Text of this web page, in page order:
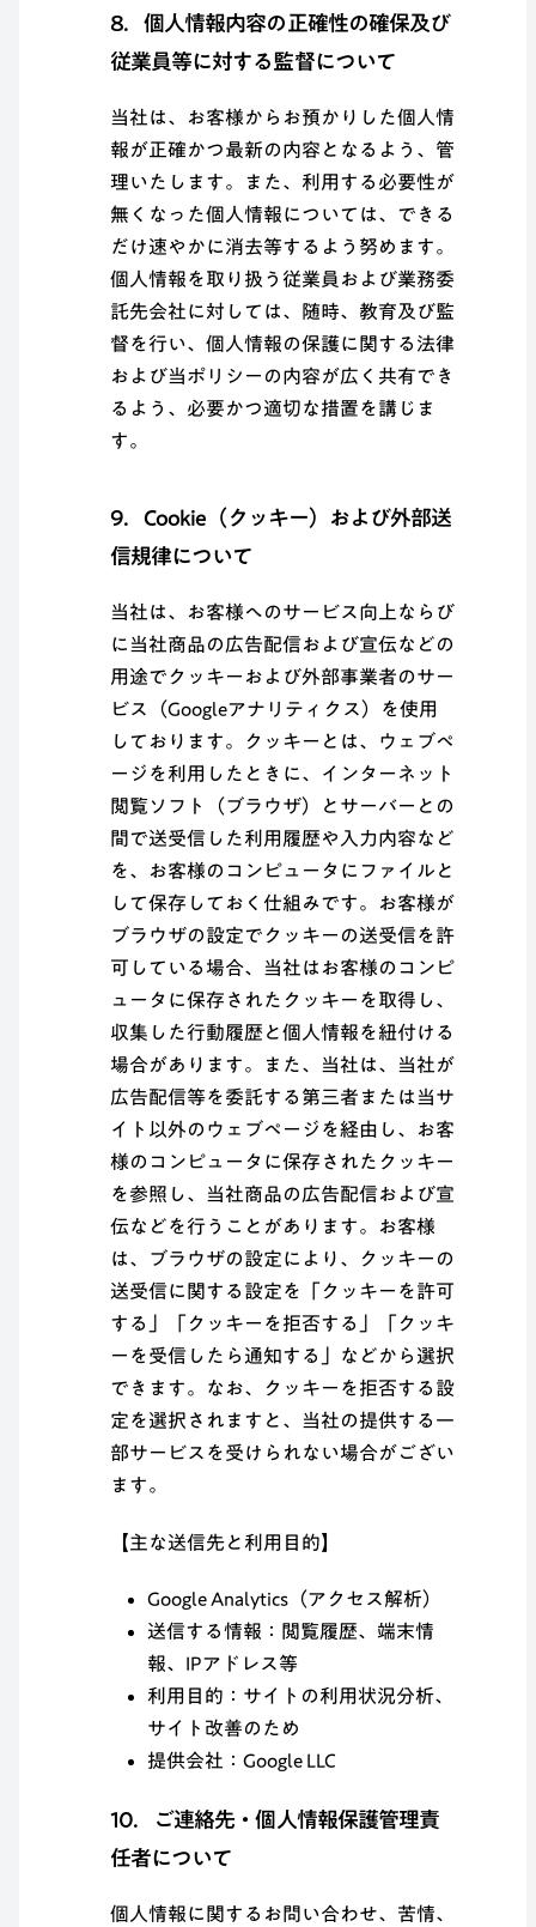
8．個人情報内容の正確性の確保及び
従業員等に対する監督について
当社は、お客様からお預かりした個人情
報が正確かつ最新の内容となるよう、管
理いたします。また、利用する必要性が
無くなった個人情報については、できる
だけ速やかに消去等するよう努めます。
個人情報を取り扱う従業員および業務委
託先会社に対しては、随時、教育及び監
督を行い、個人情報の保護に関する法律
および当ポリシーの内容が広く共有でき
るよう、必要かつ適切な措置を講じま
す。
9．Cookie（クッキー）および外部送
信規律について
当社は、お客様へのサービス向上ならび
に当社商品の広告配信および宣伝などの
用途でクッキーおよび外部事業者のサー
ビス（Googleアナリティクス）を使用
しております。クッキーとは、ウェブペ
ージを利用したときに、インターネット
閲覧ソフト（ブラウザ）とサーバーとの
間で送受信した利用履歴や入力内容など
を、お客様のコンピュータにファイルと
して保存しておく仕組みです。お客様が
ブラウザの設定でクッキーの送受信を許
可している場合、当社はお客様のコンピ
ュータに保存されたクッキーを取得し、
収集した行動履歴と個人情報を紐付ける
場合があります。また、当社は、当社が
広告配信等を委託する第三者または当サ
イト以外のウェブページを経由し、お客
様のコンピュータに保存されたクッキー
を参照し、当社商品の広告配信および宣
伝などを行うことがあります。お客様
は、ブラウザの設定により、クッキーの
送受信に関する設定を「クッキーを許可
する」「クッキーを拒否する」「クッキ
ーを受信したら通知する」などから選択
できます。なお、クッキーを拒否する設
定を選択されますと、当社の提供する一
部サービスを受けられない場合がござい
ます。
【主な送信先と利用目的】
Google Analytics（アクセス解析）
送信する情報：閲覧履歴、端末情
報、IPアドレス等
利用目的：サイトの利用状況分析、
サイト改善のため
提供会社：Google LLC
10．ご連絡先・個人情報保護管理責
任者について
個人情報に関するお問い合わせ、苦情、